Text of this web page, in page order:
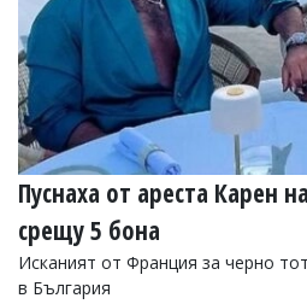
Пуснаха от ареста Карен
срещу 5 бона
Исканият от Франция за черно
в България